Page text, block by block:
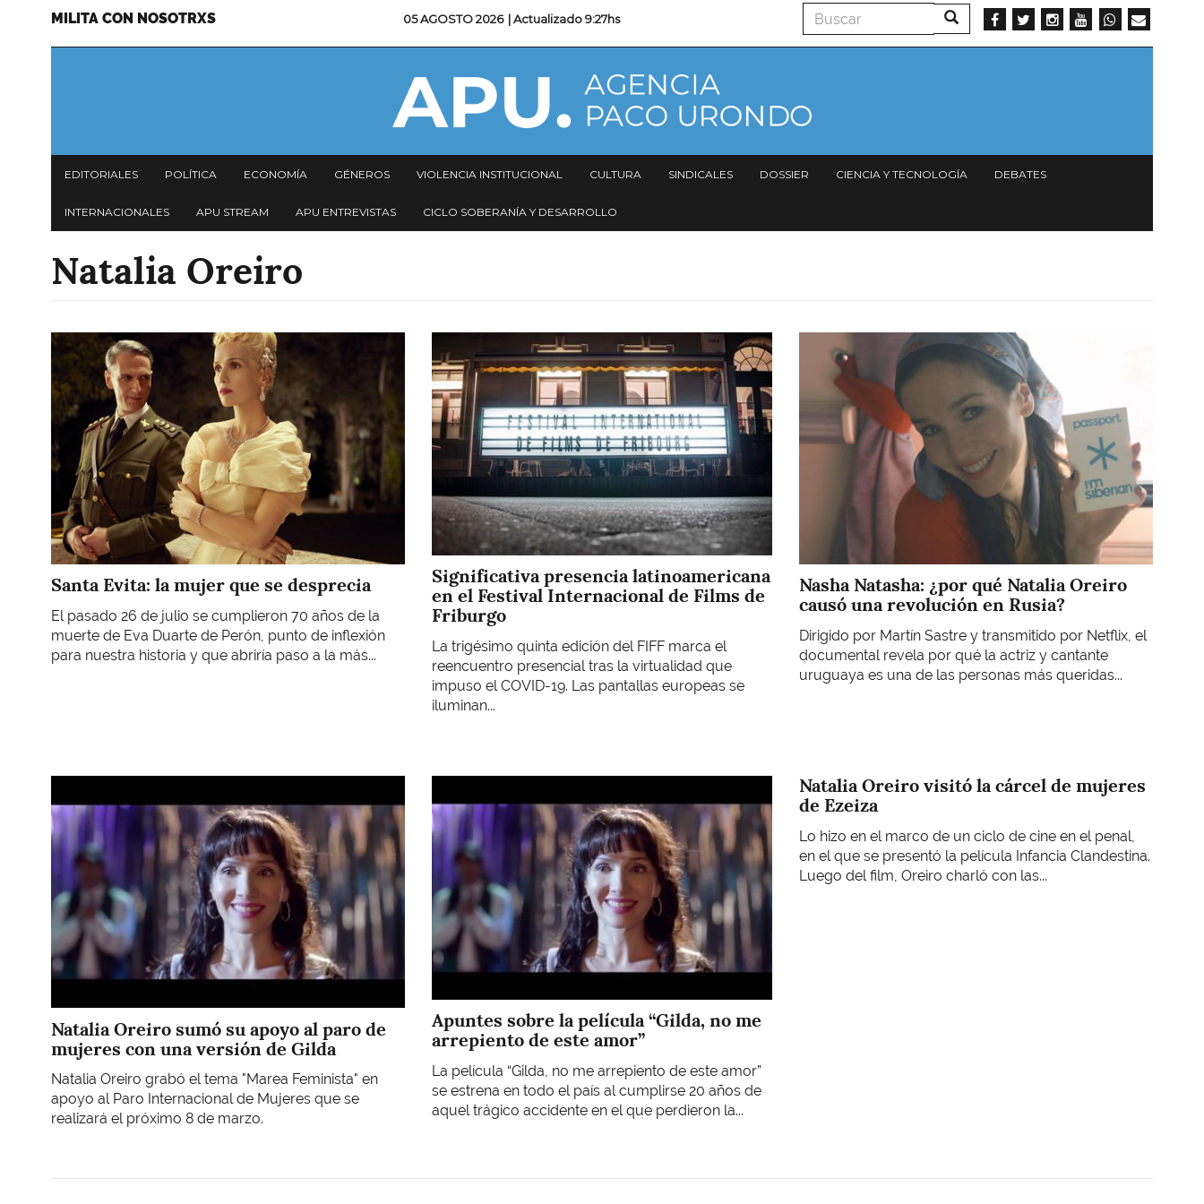
Menu
MILITA CON NOSOTRXS 05 AGOSTO 2026 | Actualizado9:27hs Buscar Buscar
Navegación
principal
EDITORIALES POLÍTICA ECONOMÍA GÉNEROS VIOLENCIA INSTITUCIONAL CULTURA SINDICALES DOSSIER CIENCIA Y TECNOLOGÍA DEBATES
INTERNACIONALES APU STREAM APU ENTREVISTAS CICLO SOBERANÍA Y DESARROLLO
Natalia Oreiro
Imagen
Santa Evita: la mujer que se desprecia
El pasado 26 de julio se cumplieron 70 años de la
muerte de Eva Duarte de Perón, punto de inflexión
para nuestra historia y que abriría paso a la más...
Significativa presencia latinoamericana
en el Festival Internacional de Films de
Friburgo
La trigésimo quinta edición del FIFF marca el
reencuentro presencial tras la virtualidad que
impuso el COVID-19. Las pantallas europeas se
iluminan...
Nasha Natasha: ¿por qué Natalia Oreiro
causó una revolución en Rusia?
Dirigido por Martín Sastre y transmitido por Netflix, el
documental revela por qué la actriz y cantante
uruguaya es una de las personas más queridas...
Natalia Oreiro sumó su apoyo al paro de
mujeres con una versión de Gilda
Natalia Oreiro grabó el tema "Marea Feminista" en
apoyo al Paro Internacional de Mujeres que se
realizará el próximo 8 de marzo.
Apuntes sobre la película “Gilda, no me
arrepiento de este amor”
La película “Gilda, no me arrepiento de este amor”
se estrena en todo el país al cumplirse 20 años de
aquel trágico accidente en el que perdieron la...
Natalia Oreiro visitó la cárcel de mujeres
de Ezeiza
Lo hizo en el marco de un ciclo de cine en el penal,
en el que se presentó la película Infancia Clandestina.
Luego del film, Oreiro charló con las...